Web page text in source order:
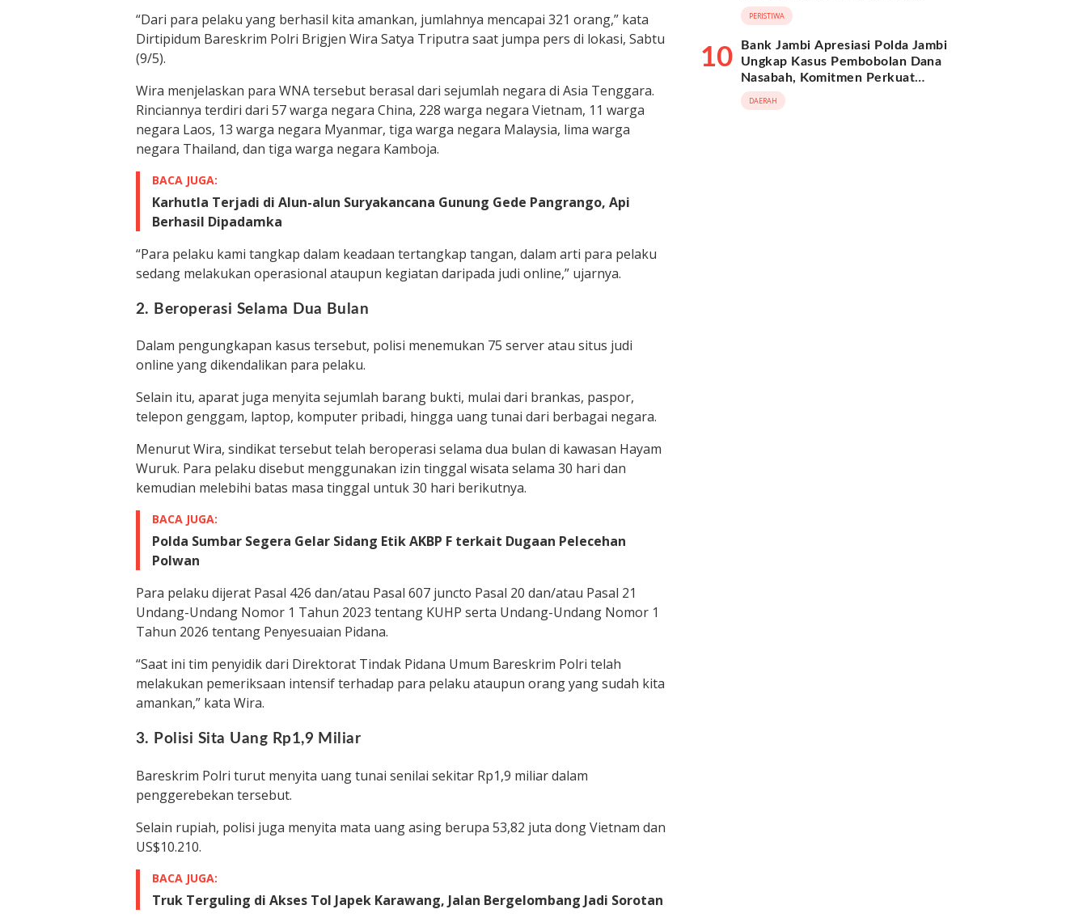
“Dari para pelaku yang berhasil kita amankan, jumlahnya mencapai 321 orang,” kata
Dirtipidum Bareskrim Polri Brigjen Wira Satya Triputra saat jumpa pers di lokasi, Sabtu
(9/5).
Wira menjelaskan para WNA tersebut berasal dari sejumlah negara di Asia Tenggara.
Rinciannya terdiri dari 57 warga negara China, 228 warga negara Vietnam, 11 warga
negara Laos, 13 warga negara Myanmar, tiga warga negara Malaysia, lima warga
negara Thailand, dan tiga warga negara Kamboja.
BACA JUGA:
Karhutla Terjadi di Alun-alun Suryakancana Gunung Gede Pangrango, Api
Berhasil Dipadamka
“Para pelaku kami tangkap dalam keadaan tertangkap tangan, dalam arti para pelaku
sedang melakukan operasional ataupun kegiatan daripada judi online,” ujarnya.
2. Beroperasi Selama Dua Bulan
Dalam pengungkapan kasus tersebut, polisi menemukan 75 server atau situs judi
online yang dikendalikan para pelaku.
Selain itu, aparat juga menyita sejumlah barang bukti, mulai dari brankas, paspor,
telepon genggam, laptop, komputer pribadi, hingga uang tunai dari berbagai negara.
Menurut Wira, sindikat tersebut telah beroperasi selama dua bulan di kawasan Hayam
Wuruk. Para pelaku disebut menggunakan izin tinggal wisata selama 30 hari dan
kemudian melebihi batas masa tinggal untuk 30 hari berikutnya.
BACA JUGA:
Polda Sumbar Segera Gelar Sidang Etik AKBP F terkait Dugaan Pelecehan
Polwan
Para pelaku dijerat Pasal 426 dan/atau Pasal 607 juncto Pasal 20 dan/atau Pasal 21
Undang-Undang Nomor 1 Tahun 2023 tentang KUHP serta Undang-Undang Nomor 1
Tahun 2026 tentang Penyesuaian Pidana.
“Saat ini tim penyidik dari Direktorat Tindak Pidana Umum Bareskrim Polri telah
melakukan pemeriksaan intensif terhadap para pelaku ataupun orang yang sudah kita
amankan,” kata Wira.
3. Polisi Sita Uang Rp1,9 Miliar
Bareskrim Polri turut menyita uang tunai senilai sekitar Rp1,9 miliar dalam
penggerebekan tersebut.
Selain rupiah, polisi juga menyita mata uang asing berupa 53,82 juta dong Vietnam dan
US$10.210.
BACA JUGA:
Truk Terguling di Akses Tol Japek Karawang, Jalan Bergelombang Jadi Sorotan
PERISTIWA
10
Bank Jambi Apresiasi Polda Jambi
Ungkap Kasus Pembobolan Dana
Nasabah, Komitmen Perkuat
Keamanan Digital
DAERAH